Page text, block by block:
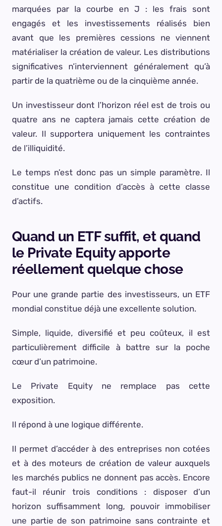
marquées par la courbe en J : les frais sont
engagés et les investissements réalisés bien
avant que les premières cessions ne viennent
matérialiser la création de valeur. Les distributions
significatives n’interviennent généralement qu’à
partir de la quatrième ou de la cinquième année.
Un investisseur dont l’horizon réel est de trois ou
quatre ans ne captera jamais cette création de
valeur. Il supportera uniquement les contraintes
de l’illiquidité.
Le temps n’est donc pas un simple paramètre. Il
constitue une condition d’accès à cette classe
d’actifs.
Quand un ETF suffit, et quand
le Private Equity apporte
réellement quelque chose
Pour une grande partie des investisseurs, un ETF
mondial constitue déjà une excellente solution.
Simple, liquide, diversifié et peu coûteux, il est
particulièrement difficile à battre sur la poche
cœur d’un patrimoine.
Le Private Equity ne remplace pas cette
exposition.
Il répond à une logique différente.
Il permet d’accéder à des entreprises non cotées
et à des moteurs de création de valeur auxquels
les marchés publics ne donnent pas accès. Encore
faut-il réunir trois conditions : disposer d’un
horizon suffisamment long, pouvoir immobiliser
une partie de son patrimoine sans contrainte et